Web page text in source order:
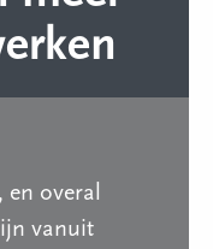
overal
vanuit